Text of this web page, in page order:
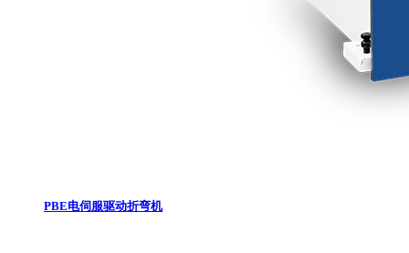
PBE电伺服驱动折弯机